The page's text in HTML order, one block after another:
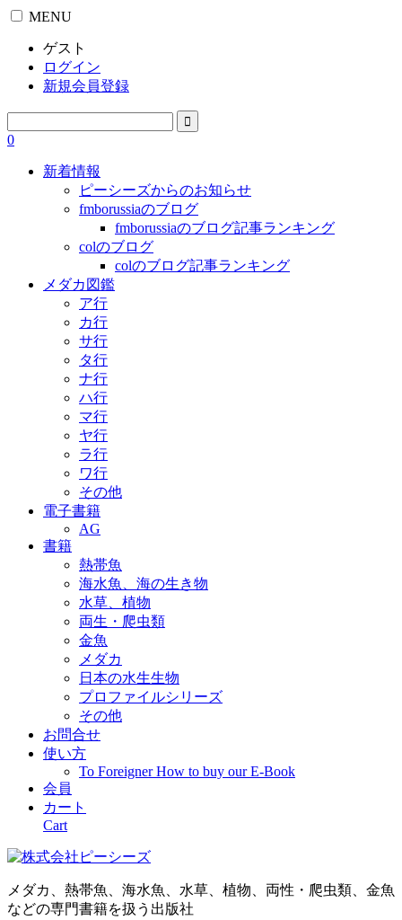
MENU
ゲスト
ログイン
新規会員登録
0
新着情報
ピーシーズからのお知らせ
fmborussiaのブログ
fmborussiaのブログ記事ランキング
colのブログ
colのブログ記事ランキング
メダカ図鑑
ア行
カ行
サ行
タ行
ナ行
ハ行
マ行
ヤ行
ラ行
ワ行
その他
電子書籍
AG
書籍
熱帯魚
海水魚、海の生き物
水草、植物
両生・爬虫類
金魚
メダカ
日本の水生生物
プロファイルシリーズ
その他
お問合せ
使い方
To Foreigner How to buy our E-Book
会員
カート
Cart
メダカ、熱帯魚、海水魚、水草、植物、両性・爬虫類、金魚
などの専門書籍を扱う出版社